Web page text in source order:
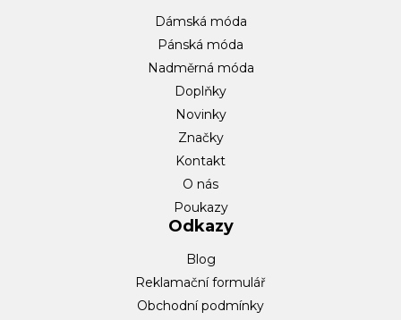
Dámská móda
Pánská móda
Nadměrná móda
Doplňky
Novinky
Značky
Kontakt
O nás
Poukazy
Odkazy
Blog
Reklamační formulář
Obchodní podmínky